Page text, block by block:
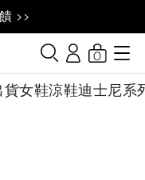
>>
貨女鞋涼鞋迪士尼系
0